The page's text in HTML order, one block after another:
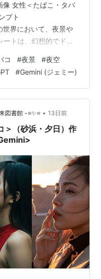
女性＜たばこ・タバ
プト
界において、夜景や
トは、幻想的でドラ
のマジックアワーか
らめく夜景を背景に
惹きつける魅力を秘め
・タバコの煙や光の演
された唯一無二の世
コ #夜景 #夜空
#Gemini (ジェミー)
図書館 -⭐✨⭐ • 13日前
＞（砂浜・夕日）作